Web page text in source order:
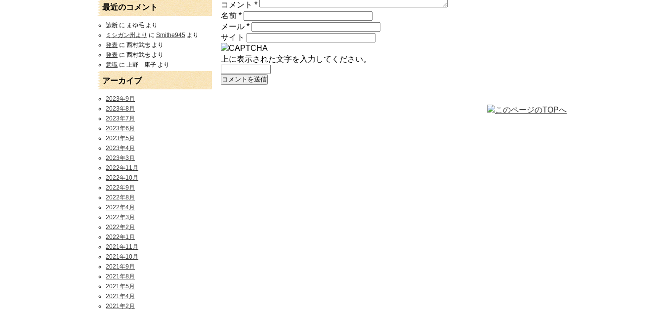
コメント *
名前 *
メール *
サイト
上に表示された文字を入力してください。
最近のコメント
診断 に まゆ毛 より
ミシガン州より に Smithe945 より
発表 に 西村武志 より
発表 に 西村武志 より
意識 に 上野 康子 より
アーカイブ
2023年9月
2023年8月
2023年7月
2023年6月
2023年5月
2023年4月
2023年3月
2022年11月
2022年10月
2022年9月
2022年8月
2022年4月
2022年3月
2022年2月
2022年1月
2021年11月
2021年10月
2021年9月
2021年8月
2021年5月
2021年4月
2021年2月